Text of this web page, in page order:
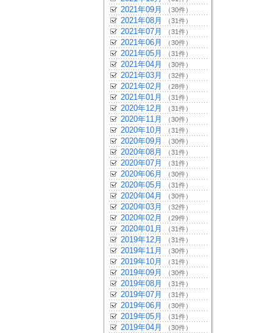
2021年09月 （30件）
2021年08月 （31件）
2021年07月 （31件）
2021年06月 （30件）
2021年05月 （31件）
2021年04月 （30件）
2021年03月 （32件）
2021年02月 （28件）
2021年01月 （31件）
2020年12月 （31件）
2020年11月 （30件）
2020年10月 （31件）
2020年09月 （30件）
2020年08月 （31件）
2020年07月 （31件）
2020年06月 （30件）
2020年05月 （31件）
2020年04月 （30件）
2020年03月 （32件）
2020年02月 （29件）
2020年01月 （31件）
2019年12月 （31件）
2019年11月 （30件）
2019年10月 （31件）
2019年09月 （30件）
2019年08月 （31件）
2019年07月 （31件）
2019年06月 （30件）
2019年05月 （31件）
2019年04月 （30件）